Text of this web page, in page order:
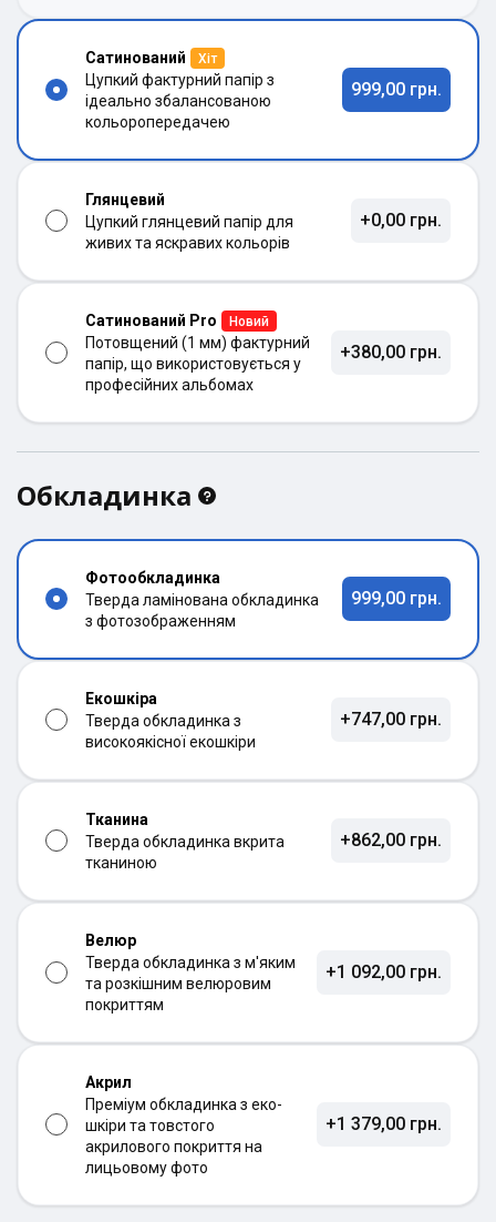
Сатинований Хіт
Цупкий фактурний папір з
ідеально збалансованою
кольоропередачею
999,00 грн.
Глянцевий
Цупкий глянцевий папір для
живих та яскравих кольорів
+0,00 грн.
Сатинований Pro Новий
Потовщений (1 мм) фактурний
папір, що використовується у
професійних альбомах
+380,00 грн.
Обкладинка
Фотообкладинка
Тверда ламінована обкладинка
з фотозображенням
999,00 грн.
Екошкіра
Тверда обкладинка з
високоякісної екошкіри
+747,00 грн.
Тканина
Тверда обкладинка вкрита
тканиною
+862,00 грн.
Велюр
Тверда обкладинка з м'яким
та розкішним велюровим
покриттям
+1 092,00 грн.
Акрил
Преміум обкладинка з еко-
шкіри та товстого
акрилового покриття на
лицьовому фото
+1 379,00 грн.